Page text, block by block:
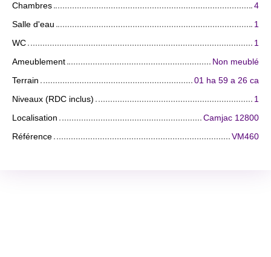
Chambres
4
Salle d'eau
1
WC
1
Ameublement
Non meublé
Terrain
01 ha 59 a 26 ca
Niveaux (RDC inclus)
1
Localisation
Camjac 12800
Référence
VM460